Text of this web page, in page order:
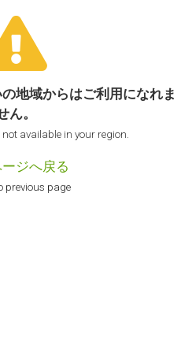
地域からはご利用になれま
ん。
available in your region.
ジへ戻る
previous page